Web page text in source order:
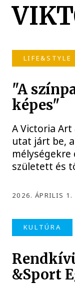
LIFE&STYLE
"A
képes"
A Victoria
utat járt be,
született és
2026. ÁPRILIS 1.
KULTÚRA
&Sport